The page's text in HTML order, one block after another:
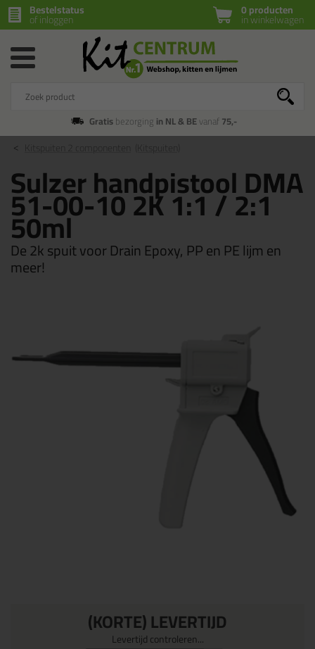
0 producten
in winkelwagen
Bestelstatus
of inloggen
Gratisbezorging in NL & BEvanaf75,-
Kitspuiten 2 componenten
Sulzer handpistool DMA
51-00-10 2K 1:1 / 2:1
50ml
De 2k spuit voor Drain Epoxy, PP en PE lijm en
meer!
(KORTE) LEVERTIJD
Levertijd controleren...